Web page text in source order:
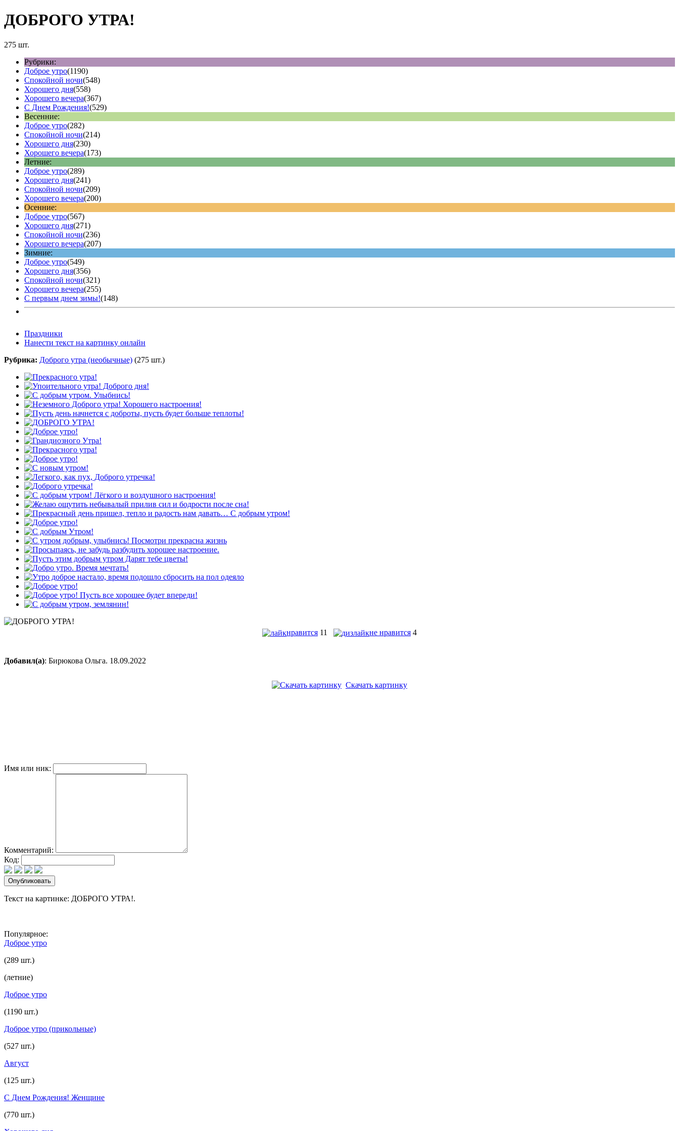
ДОБРОГО УТРА!
275 шт.
Рубрики:
Доброе утро(1190)
Спокойной ночи(548)
Хорошего дня(558)
Хорошего вечера(367)
С Днем Рождения!(529)
Весенние:
Доброе утро(282)
Спокойной ночи(214)
Хорошего дня(230)
Хорошего вечера(173)
Летние:
Доброе утро(289)
Хорошего дня(241)
Спокойной ночи(209)
Хорошего вечера(200)
Осенние:
Доброе утро(567)
Хорошего дня(271)
Спокойной ночи(236)
Хорошего вечера(207)
Зимние:
Доброе утро(549)
Хорошего дня(356)
Спокойной ночи(321)
Хорошего вечера(255)
С первым днем зимы!(148)
Праздники
Нанести текст на картинку онлайн
Рубрика: Доброго утра (необычные) (275 шт.)
нравится 11 не нравится 4
Добавил(а): Бирюкова Ольга. 18.09.2022
Скачать картинку
Имя или ник:
Комментарий:
Код:
Текст на картинке: ДОБРОГО УТРА!.
Популярное:
Доброе утро
(289 шт.)
(летние)
Доброе утро
(1190 шт.)
Доброе утро (прикольные)
(527 шт.)
Август
(125 шт.)
С Днем Рождения! Женщине
(770 шт.)